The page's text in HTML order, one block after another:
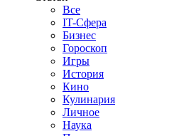
Все
IT-Сфера
Бизнес
Гороскоп
Игры
История
Кино
Кулинария
Личное
Наука